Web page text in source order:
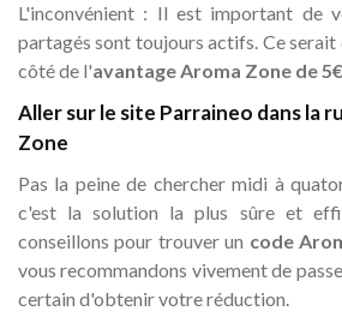
L'inconvénient : Il est important de
partagés sont toujours actifs. Ce serait
côté de l'avantage Aroma Zone de
Aller sur le site Parraineo dans la
Zone
Pas la peine de chercher midi à
c'est la solution la plus sûre et
conseillons pour trouver un code
vous recommandons vivement de
certain d'obtenir votre réduction.